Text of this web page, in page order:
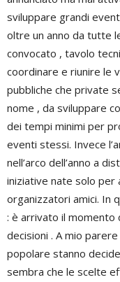
sviluppare grandi
oltre un anno da tutte
convocato , tavolo
coordinare e riunire le
pubbliche che private
nome , da sviluppare
dei tempi minimi per
eventi stessi. Invece
nell’arco dell’anno a
iniziative nate solo per
organizzatori amici. In
: è arrivato il
decisioni . A mio
popolare stanno
sembra che le scelte